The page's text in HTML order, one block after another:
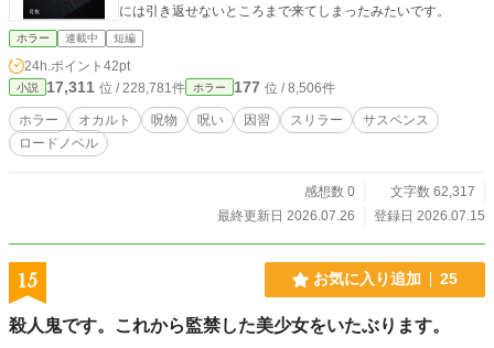
には引き返せないところまで来てしまったみたいです。
ホラー 連載中 短編
24h.ポイント 42pt
小説 17,311 位 / 228,781件 ホラー 177 位 / 8,506件
ホラー オカルト 呪物 呪い 因習 スリラー
サスペンス
ロードノベル
感想数 0
文字数 62,317
最終更新日 2026.07.26
登録日 2026.07.15
15 お気に入り追加 25
殺人鬼です。これから監禁した美少女をいたぶります。